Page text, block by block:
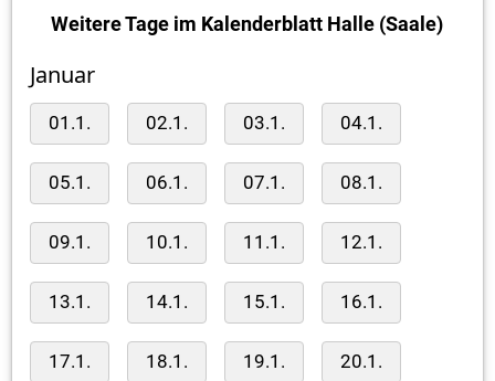
Weitere Tage im Kalenderblatt Halle (Saale)
Januar
01.1. 02.1. 03.1. 04.1.
05.1. 06.1. 07.1. 08.1.
09.1. 10.1. 11.1. 12.1.
13.1. 14.1. 15.1. 16.1.
17.1. 18.1. 19.1. 20.1.